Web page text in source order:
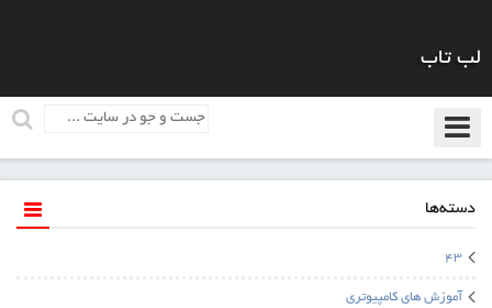
لب تاب
دسته‌ها
43
آموزش های کامپیوتری